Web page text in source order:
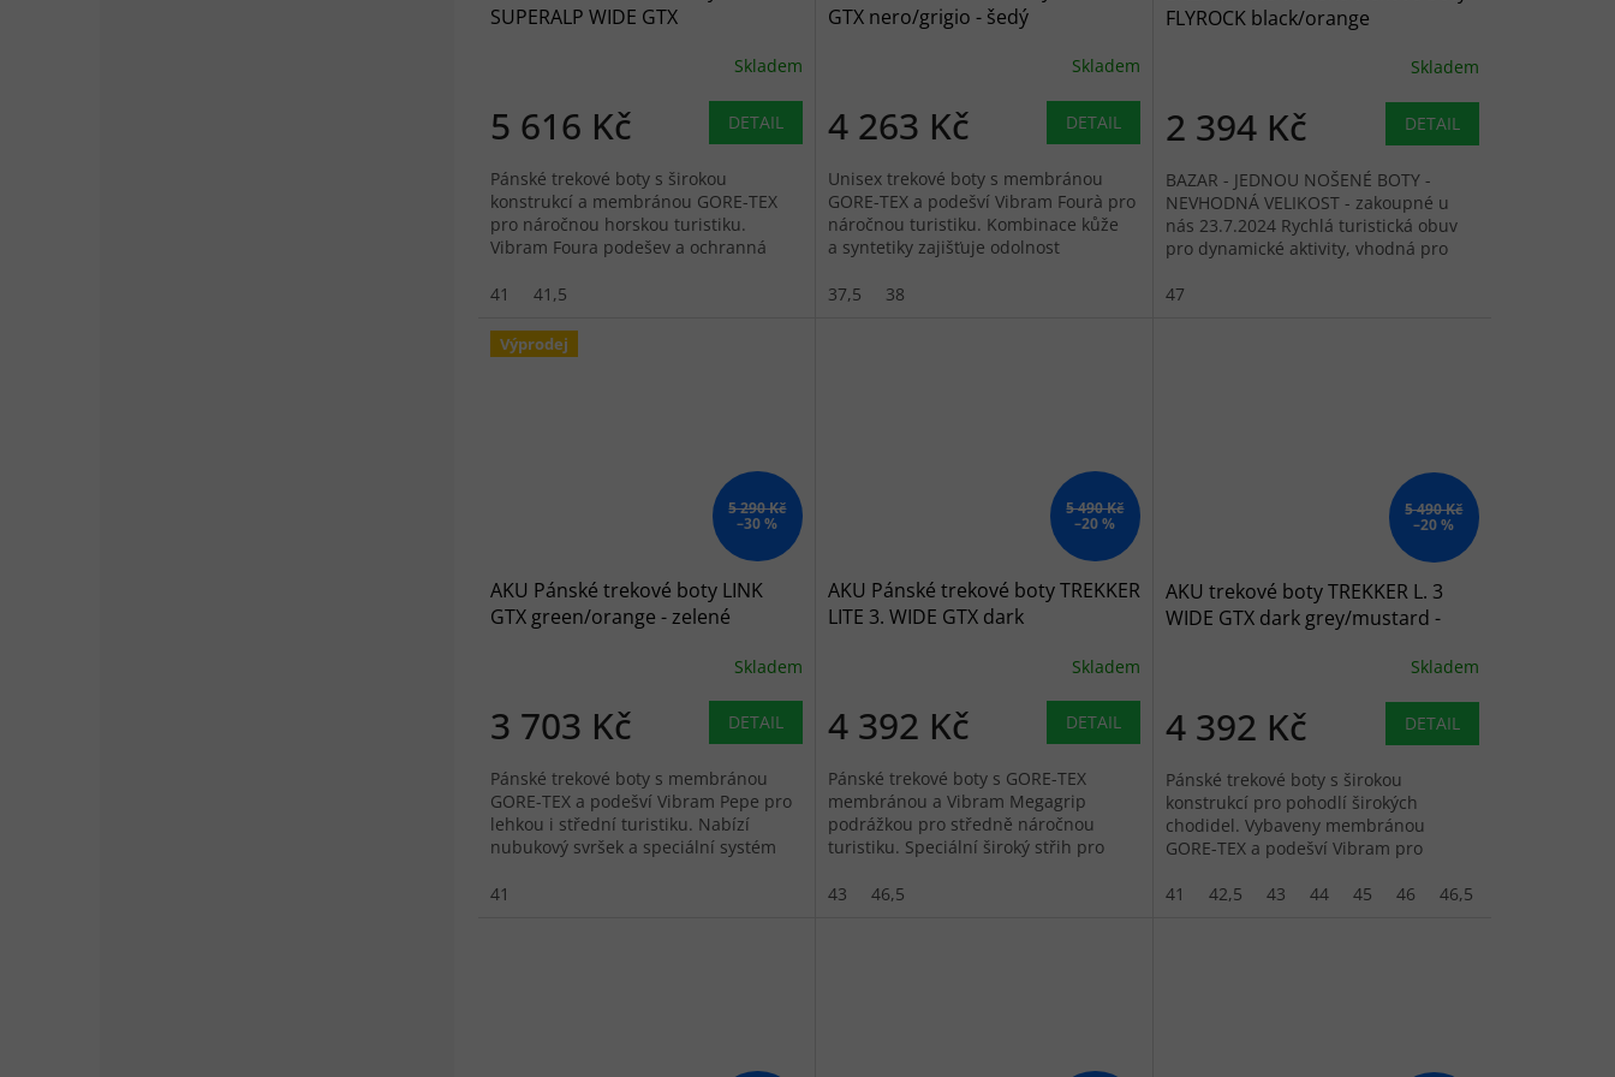
SUPERALP WIDE GTX
Skladem
5 616 Kč DETAIL
Pánské trekové boty s širokou
konstrukcí a membránou GORE-TEX
pro náročnou horskou turistiku.
Vibram Foura podešev a ochranná
41
41,5
GTX nero/grigio - šedý
Skladem
4 263 Kč DETAIL
Unisex trekové boty s membránou
GORE-TEX a podešví Vibram Fourà pro
náročnou turistiku. Kombinace kůže
a syntetiky zajišťuje odolnost
37,5
38
FLYROCK black/orange
Skladem
2 394 Kč DETAIL
BAZAR - JEDNOU NOŠENÉ BOTY -
NEVHODNÁ VELIKOST - zakoupné u
nás 23.7.2024 Rychlá turistická obuv
pro dynamické aktivity, vhodná pro
vyžadována...
47
Výprodej
5 290 Kč
–30 %
AKU Pánské trekové boty LINK
GTX green/orange - zelené
Skladem
3 703 Kč DETAIL
Pánské trekové boty s membránou
GORE-TEX a podešví Vibram Pepe pro
lehkou i střední turistiku. Nabízí
nubukový svršek a speciální systém
41
5 490 Kč
–20 %
AKU Pánské trekové boty TREKKER
LITE 3. WIDE GTX dark
Skladem
4 392 Kč DETAIL
Pánské trekové boty s GORE-TEX
membránou a Vibram Megagrip
podrážkou pro středně náročnou
turistiku. Speciální široký střih pro
43
46,5
5 490 Kč
–20 %
AKU trekové boty TREKKER L. 3
WIDE GTX dark grey/mustard -
Skladem
4 392 Kč DETAIL
Pánské trekové boty s širokou
konstrukcí pro pohodlí širokých
chodidel. Vybaveny membránou
GORE-TEX a podešví Vibram pro
terénu.
41 42,5 43 44 45 46 46,5